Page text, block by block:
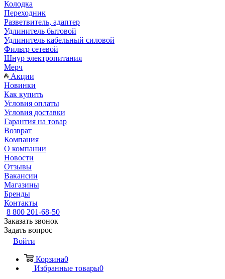
Колодка
Переходник
Разветвитель, адаптер
Удлинитель бытовой
Удлинитель кабельный силовой
Фильтр сетевой
Шнур электропитания
Мерч
Акции
Новинки
Как купить
Условия оплаты
Условия доставки
Гарантия на товар
Возврат
Компания
О компании
Новости
Отзывы
Вакансии
Магазины
Бренды
Контакты
8 800 201-68-50
Заказать звонок
Задать вопрос
Войти
Корзина0
Избранные товары0